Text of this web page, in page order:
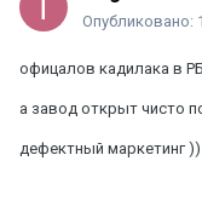
Опубликовано:
офицалов кадилака в
а завод открыт чисто
дефектный маркетинг